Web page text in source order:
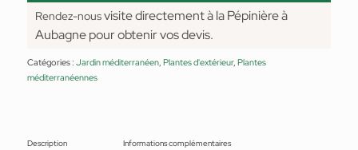
Rendez-nousvisite directement à la Pépinière à
Aubagne pour obtenir vos devis.
Catégories : Jardin méditerranéen, Plantes d'extérieur, Plantes
méditerranéennes
Description Informations complémentaires